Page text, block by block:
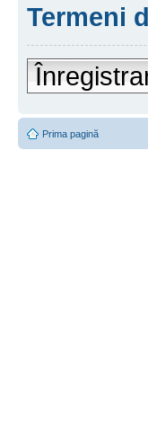
Termeni
Prima pagină